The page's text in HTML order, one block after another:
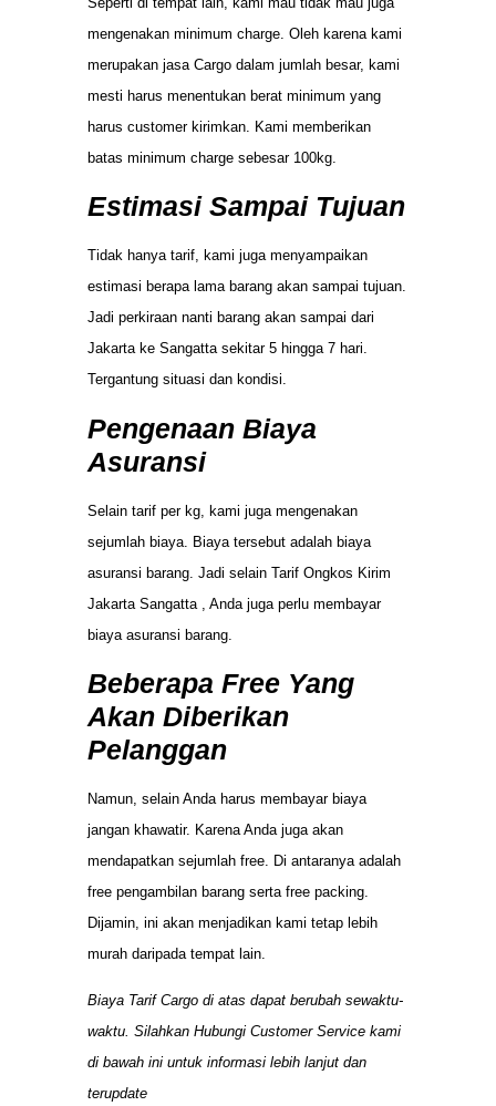
mengenakan minimum charge. Oleh karena kami
merupakan jasa Cargo dalam jumlah besar, kami
mesti harus menentukan berat minimum yang
harus customer kirimkan. Kami memberikan
batas minimum charge sebesar 100kg.
Estimasi Sampai Tujuan
Tidak hanya tarif, kami juga menyampaikan
estimasi berapa lama barang akan sampai tujuan.
Jadi perkiraan nanti barang akan sampai dari
Jakarta ke Sangatta sekitar 5 hingga 7 hari.
Tergantung situasi dan kondisi.
Pengenaan Biaya
Asuransi
Selain tarif per kg, kami juga mengenakan
sejumlah biaya. Biaya tersebut adalah biaya
asuransi barang. Jadi selain Tarif Ongkos Kirim
Jakarta Sangatta , Anda juga perlu membayar
biaya asuransi barang.
Beberapa Free Yang
Akan Diberikan
Pelanggan
Namun, selain Anda harus membayar biaya
jangan khawatir. Karena Anda juga akan
mendapatkan sejumlah free. Di antaranya adalah
free pengambilan barang serta free packing.
Dijamin, ini akan menjadikan kami tetap lebih
murah daripada tempat lain.
Biaya Tarif Cargo di atas dapat berubah sewaktu-
waktu. Silahkan Hubungi Customer Service kami
di bawah ini untuk informasi lebih lanjut dan
terupdate